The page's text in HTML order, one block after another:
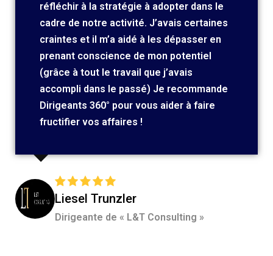
réfléchir à la stratégie à adopter dans le
cadre de notre activité. J’avais certaines
craintes et il m’a aidé à les dépasser en
prenant conscience de mon potentiel
(grâce à tout le travail que j’avais
accompli dans le passé) Je recommande
Dirigeants 360° pour vous aider à faire
fructifier vos affaires !
Liesel Trunzler
Dirigeante de « L&T Consulting »